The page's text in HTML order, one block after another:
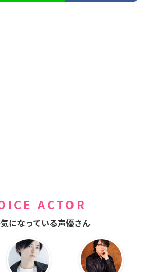
ACTOR
になっている声優さん